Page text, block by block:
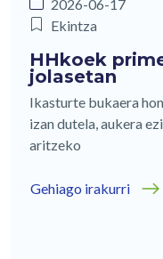
2026-06-17
Ekintza
HHkoek
jolasetan
Ikasturte bukaera
izan dutela, aukera
aritzeko
Gehiago irakurri